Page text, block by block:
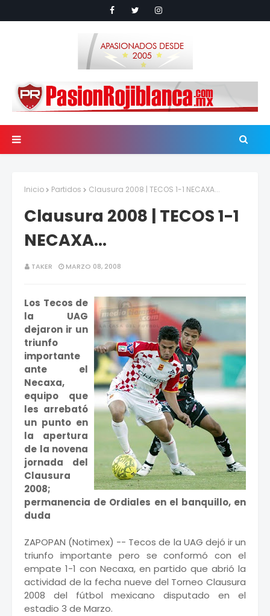
Inicio Partidos Clausura 2008 | TECOS 1-1 NECAXA...
Clausura 2008 | TECOS 1-1
NECAXA...
TAKER MARZO 08, 2008
Los Tecos de
la UAG
dejaron ir un
triunfo
importante
ante el
Necaxa,
equipo que
les arrebató
un punto en
la apertura
de la novena
jornada del
Clausura
2008;
permanencia de Ordiales en el banquillo, en
duda
ZAPOPAN (Notimex) -- Tecos de la UAG dejó ir un
triunfo importante pero se conformó con el
empate 1-1 con Necaxa, en partido que abrió la
actividad de la fecha nueve del Torneo Clausura
2008 del fútbol mexicano disputado en el
estadio 3 de Marzo.